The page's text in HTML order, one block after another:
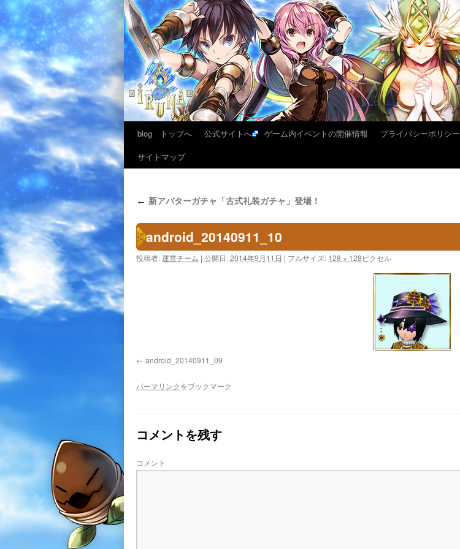
blog トップへ 公式サイトへ ゲーム内イベントの開催情報 プライバシーポリシー
サイトマップ
← 新アバターガチャ「古式礼装ガチャ」登場！
android_20140911_10
投稿者:運営チーム | 公開日:2014年9月11日 | フルサイズ: 128 × 128ピクセル
android_20140911_09
パーマリンクをブックマーク
コメントを残す
コメント